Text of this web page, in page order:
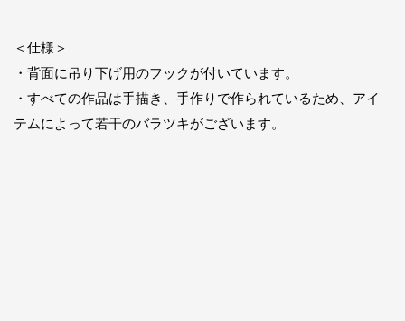
＜仕様＞
・背面に吊り下げ用のフックが付いています。
・すべての作品は手描き、手作りで作られているため、アイ
テムによって若干のバラツキがございます。